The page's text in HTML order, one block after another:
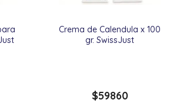
Crema de Calendula x 100
gr. SwissJust
$59860